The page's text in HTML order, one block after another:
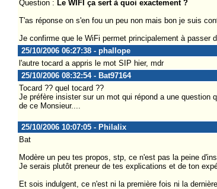
Question : Le WIFI ça sert à quoi exactement ?
T'as réponse on s'en fou un peu non mais bon je suis
Je confirme que le WiFi permet principalement à passer
25/10/2006 06:27:38 - phallope
l'autre tocard a appris le mot SIP hier, mdr
25/10/2006 08:32:54 - Bat97164
Tocard ?? quel tocard ??
Je préfère insister sur un mot qui répond a une question
de ce Monsieur....
25/10/2006 10:07:05 - Philalix
Bat
Modère un peu tes propos, stp, ce n'est pas la peine
Je serais plutôt preneur de tes explications et de ton
Et sois indulgent, ce n'est ni la première fois ni la